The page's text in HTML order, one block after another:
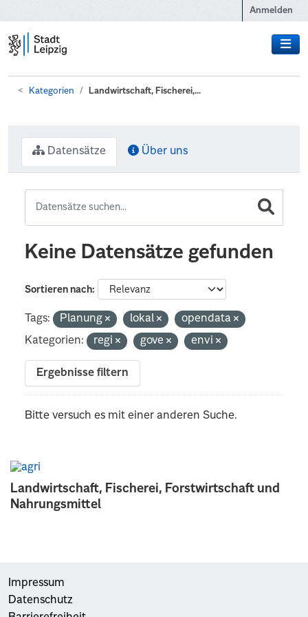
Anmelden
Kategorien Landwirtschaft, Fischerei,...
Landwirtschaft, Fischerei, Forstwirtschaft und
Nahrungsmittel
Datensätze Über uns
Keine Datensätze gefunden
Sortieren nach
Tags: Planung lokal
opendata
Kategorien:
regi gove envi
Ergebnisse filtern
Bitte versuch es mit einer anderen Suche.
Impressum
Datenschutz